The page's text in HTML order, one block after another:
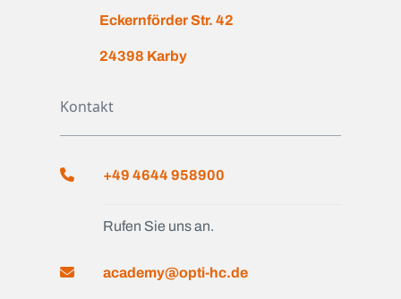
Eckernförder Str. 42
24398 Karby
Kontakt
+49 4644 958900
Rufen Sie uns an.
academy@opti-hc.de